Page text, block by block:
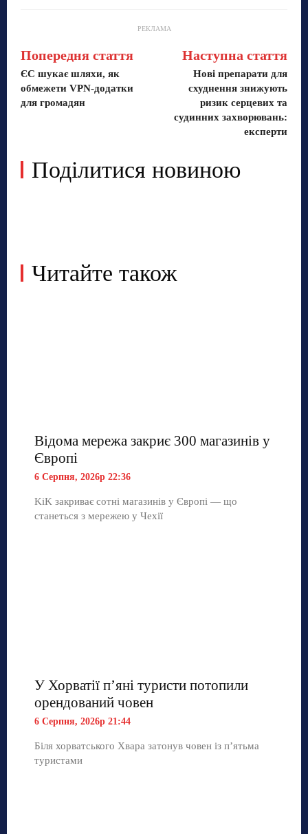
РЕКЛАМА
Попередня стаття
ЄС шукає шляхи, як
обмежети VPN-додатки
для громадян
Наступна стаття
Нові препарати для
схуднення знижують
ризик серцевих та
судинних захворювань:
експерти
Поділитися новиною
Читайте також
Відома мережа закриє 300 магазинів у
Європі
6 Серпня, 2026р 22:36
KiK закриває сотні магазинів у Європі — що
станеться з мережею у Чехії
У Хорватії пʼяні туристи потопили
орендований човен
6 Серпня, 2026р 21:44
Біля хорватського Хвара затонув човен із п’ятьма
туристами